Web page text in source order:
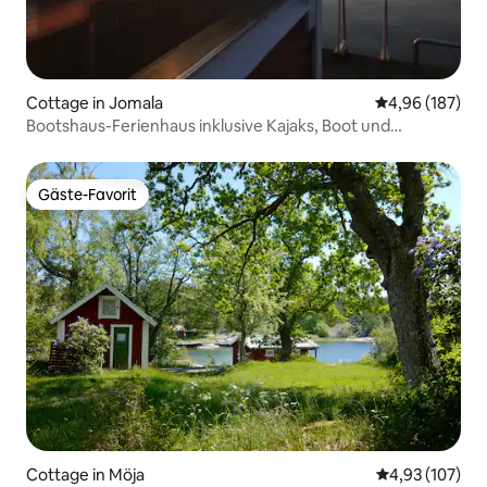
Cottage in Jomala
4,96 (187)
Bootshaus-Ferienhaus inklusive Kajaks, Boot und
Gäste-Favorit
Gäste-Favorit
Cottage in Möja
4,93 (107)